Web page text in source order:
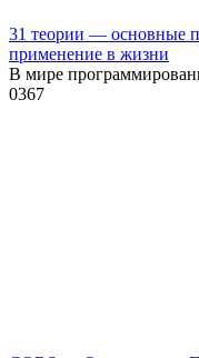
31 теории — основные
применение в жизни
В мире
0367